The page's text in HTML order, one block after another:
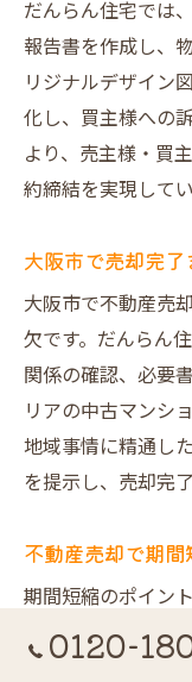
だんらん住宅では
報告書を作成し、
リジナルデザイン
化し、買主様への
より、売主様・買
約締結を実現してい
大阪市で売却完
大阪市で不動産売
欠です。だんらん
関係の確認、必要
リアの中古マンシ
地域事情に精通し
を提示し、売却完
不動産売却で期
期間短縮のポイン
す。だんらん住
面で約2倍の集客
0120-